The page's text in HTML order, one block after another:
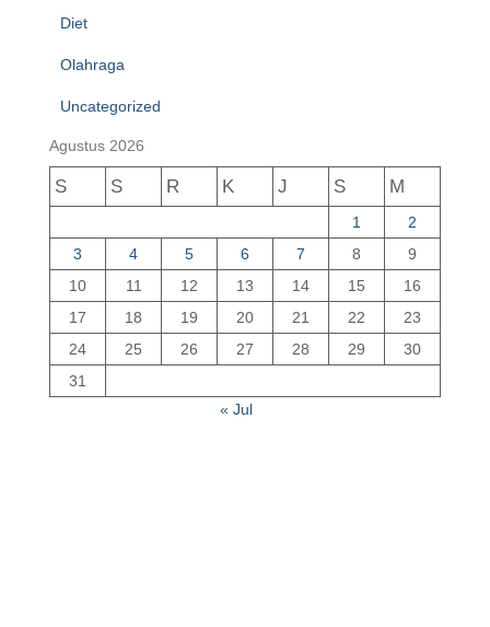
Diet
Olahraga
Uncategorized
Agustus 2026
S S R K J S M
1
2
3
4 5 6 7 8
9
10
11 12 13 14 15
16
17
18 19 20 21 22
23
24
25 26 27 28 29
30
31
« Jul